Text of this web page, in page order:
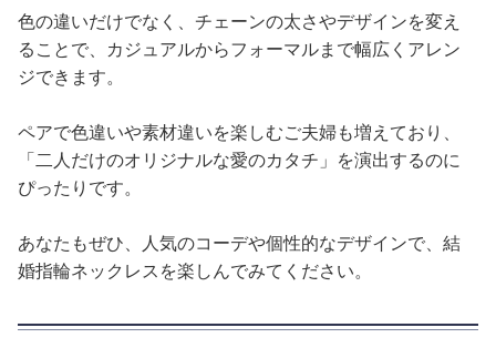
色の違いだけでなく、チェーンの太さやデザインを変え
ることで、カジュアルからフォーマルまで幅広くアレン
ジできます。
ペアで色違いや素材違いを楽しむご夫婦も増えており、
「二人だけのオリジナルな愛のカタチ」を演出するのに
ぴったりです。
あなたもぜひ、人気のコーデや個性的なデザインで、結
婚指輪ネックレスを楽しんでみてください。